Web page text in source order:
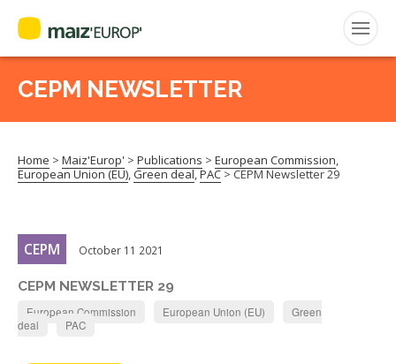
Search
for:
CEPM
CEPM NEWSLETTER
Home > Maiz'Europ' > Publications > European Commission,
European Union (EU),Green deal,PAC>CEPM Newsletter 29
CEPM October 11 2021
CEPM NEWSLETTER 29
European Commission European Union (EU)
Green
deal
PAC